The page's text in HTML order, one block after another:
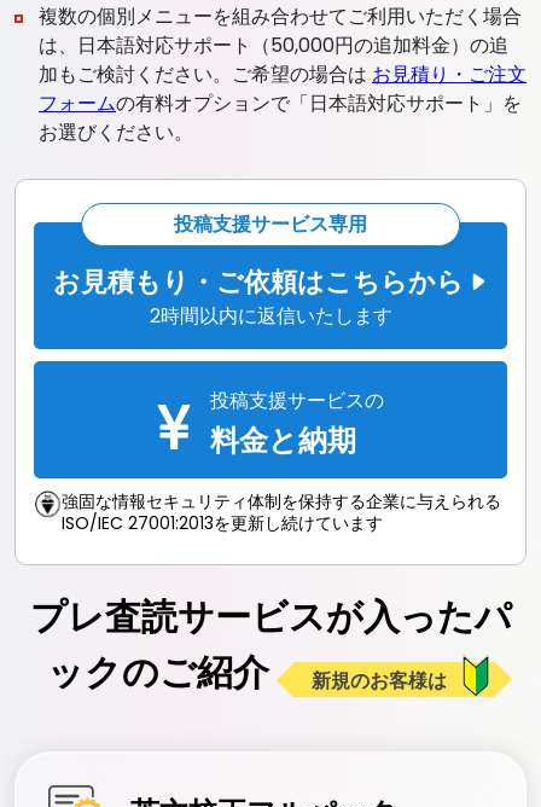
複数の個別メニューを組み合わせてご利用いただく場合
は、日本語対応サポート（50,000円の追加料金）の追
加もご検討ください。ご希望の場合は お見積り・ご注文
フォームの有料オプションで「日本語対応サポート」を
お選びください。
投稿支援サービス専用
お見積もり・ご依頼はこちらから
2時間以内に返信いたします
投稿支援サービスの
料金と納期
強固な情報セキュリティ体制を保持する企業に与えられる
ISO/IEC 27001:2013を更新し続けています
プレ査読サービスが入ったパ
ックのご紹介
新規のお客様は